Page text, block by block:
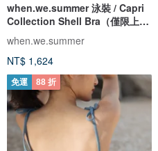
when.we.summer 泳裝 / Capri
Collection Shell Bra（僅限上
衣）
when.we.summer
NT$ 1,624
免運 88 折